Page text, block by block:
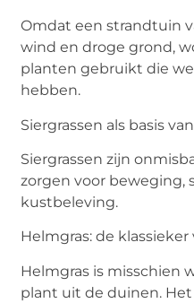
Omdat een strandtuin
wind en droge grond,
planten gebruikt die
hebben.
Siergrassen als basis
Siergrassen zijn
zorgen voor beweging,
kustbeleving.
Helmgras: de
Helmgras is misschien
plant uit de duinen.